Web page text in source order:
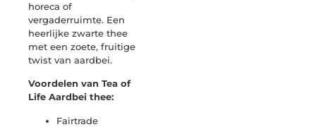
horeca of
vergaderruimte. Een
heerlijke zwarte thee
met een zoete, fruitige
twist van aardbei.
Voordelen van Tea of
Life Aardbei thee:
Fairtrade